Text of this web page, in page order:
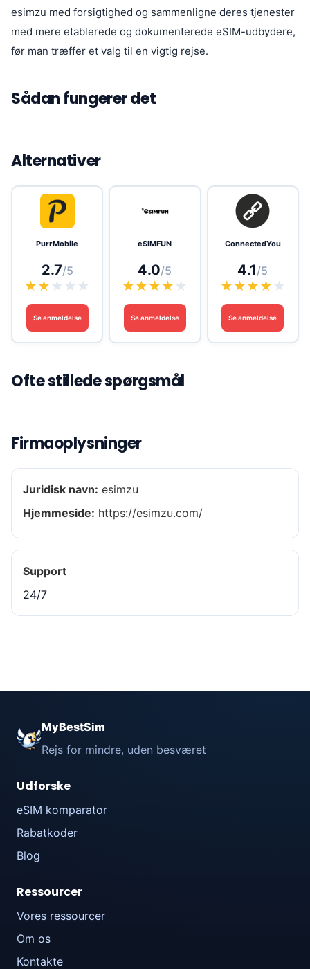
esimzu med forsigtighed og sammenligne deres tjenester
med mere etablerede og dokumenterede eSIM-udbydere,
før man træffer et valg til en vigtig rejse.
Sådan fungerer det
Alternativer
PurrMobile
2.7/5
★★ ★ ★ ★
Se anmeldelse
eSIMFUN
4.0/5
★★★★ ★
Se anmeldelse
ConnectedYou
4.1/5
★★★★ ★
Se anmeldelse
Ofte stillede spørgsmål
Firmaoplysninger
Juridisk navn: esimzu
Hjemmeside: https://esimzu.com/
Support
24/7
MyBestSim
Rejs for mindre, uden besværet
Udforske
eSIM komparator
Rabatkoder
Blog
Ressourcer
Vores ressourcer
Om os
Kontakte